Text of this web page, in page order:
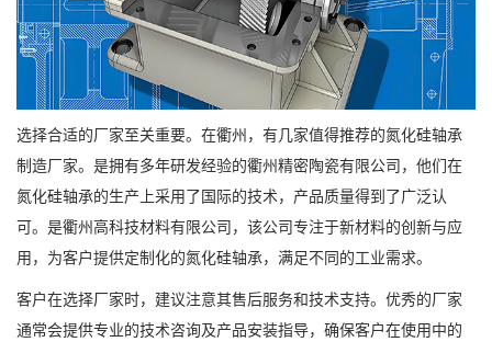
选择合适的厂家至关重要。在衢州，有几家值得推荐的氮化硅轴承
制造厂家。是拥有多年研发经验的衢州精密陶瓷有限公司，他们在
氮化硅轴承的生产上采用了国际的技术，产品质量得到了广泛认
可。是衢州高科技材料有限公司，该公司专注于新材料的创新与应
用，为客户提供定制化的氮化硅轴承，满足不同的工业需求。
客户在选择厂家时，建议注意其售后服务和技术支持。优秀的厂家
通常会提供专业的技术咨询及产品安装指导，确保客户在使用中的